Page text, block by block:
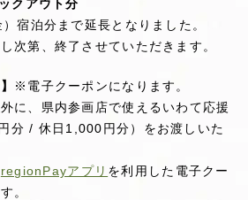
クアウト分
宿泊分まで延長となりました。
次第、終了させていただきます。
※電子クーポンになります。
に、県内参画店で使えるいわて応援
分 / 休日1,000円分）をお渡しいた
regionPayアプリ を利用した電子クー
。